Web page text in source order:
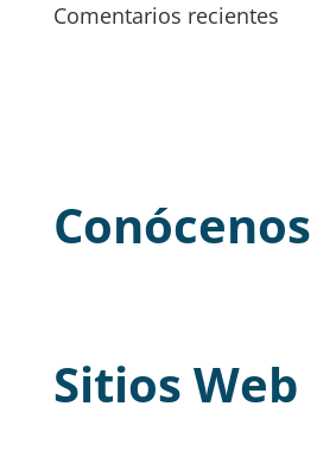
Comentarios recientes
Conócenos
Sitios Web